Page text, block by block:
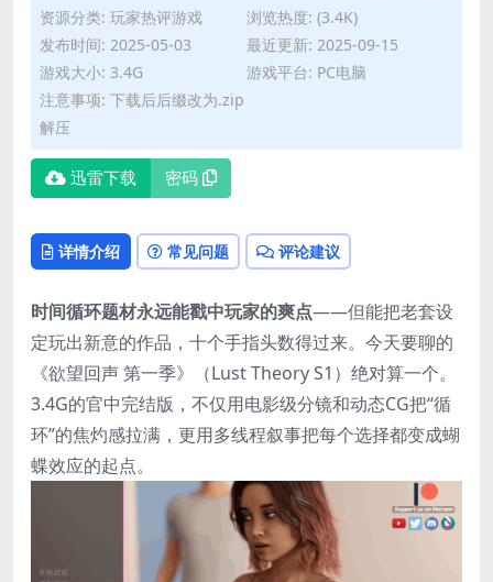
资源分类: 玩家热评游戏
浏览热度: (3.4K)
发布时间: 2025-05-03
最近更新: 2025-09-15
游戏大小: 3.4G
游戏平台: PC电脑
注意事项: 下载后后缀改为.zip
解压
迅雷下载 密码
详情介绍 常见问题 评论建议
时间循环题材永远能戳中玩家的爽点​​——但能把老套设
定玩出新意的作品，十个手指头数得过来。今天要聊的
《欲望回声 第一季》（Lust Theory S1）绝对算一个。
3.4G的官中完结版，不仅用电影级分镜和动态CG把“循
环”的焦灼感拉满，更用多线程叙事把每个选择都变成蝴
蝶效应的起点。